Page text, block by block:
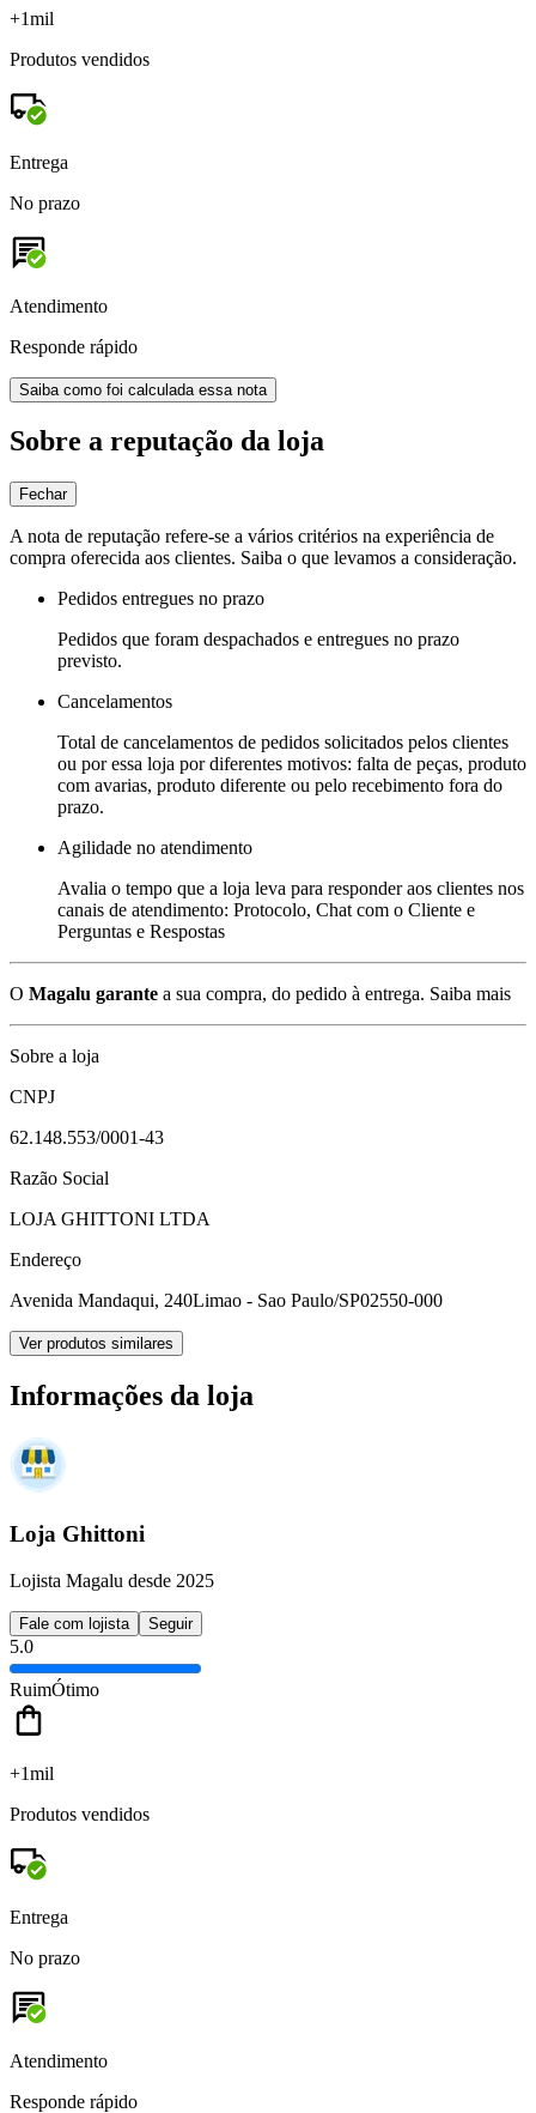
+1mil
Produtos vendidos
Entrega
No prazo
Atendimento
Responde rápido
Saiba como foi calculada essa nota
Sobre a reputação da loja
Fechar
A nota de reputação refere-se a vários critérios na experiência de
compra oferecida aos clientes. Saiba o que levamos a consideração.
Pedidos entregues no prazo
Pedidos que foram despachados e entregues no prazo
previsto.
Cancelamentos
Total de cancelamentos de pedidos solicitados pelos clientes
ou por essa loja por diferentes motivos: falta de peças, produto
com avarias, produto diferente ou pelo recebimento fora do
prazo.
Agilidade no atendimento
Avalia o tempo que a loja leva para responder aos clientes nos
canais de atendimento: Protocolo, Chat com o Cliente e
Perguntas e Respostas
O Magalu garante a sua compra, do pedido à entrega. Saiba mais
Sobre a loja
CNPJ
62.148.553/0001-43
Razão Social
LOJA GHITTONI LTDA
Endereço
Avenida Mandaqui, 240Limao - Sao Paulo/SP02550-000
Ver produtos similares
Informações da loja
Loja Ghittoni
Lojista Magalu desde 2025
Fale com lojista Seguir
5.0
RuimÓtimo
+1mil
Produtos vendidos
Entrega
No prazo
Atendimento
Responde rápido